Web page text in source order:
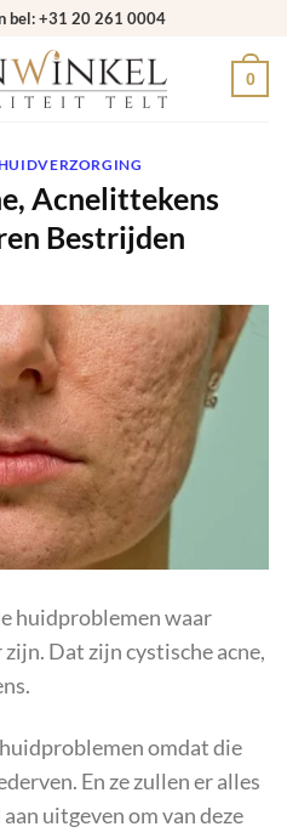
bel: +31 20 261 0004
0
Acnelittekens
Bestrijden
huidproblemen waar
Dat zijn cystische acne,
omdat die
En ze zullen er alles
uitgeven om van deze